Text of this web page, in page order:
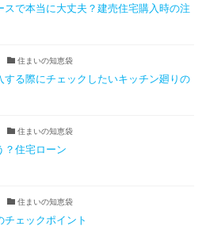
スで本当に大丈夫？建売住宅購入時の注
住まいの知恵袋
する際にチェックしたいキッチン廻りの
住まいの知恵袋
？住宅ローン
住まいの知恵袋
チェックポイント